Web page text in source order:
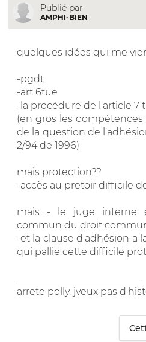
Publié par
AMPHI-BIEN
quelques idées qui me
-pgdt
-art 6tue
-la procédure de l'article 7
(en gros les
de la question de
2/94 de 1996)
mais protection??
-accès au pretoir difficile
mais - le juge interne
commun du droit
-et la clause d'adhésion a
qui pallie cette difficile
arrete polly, jveux pas